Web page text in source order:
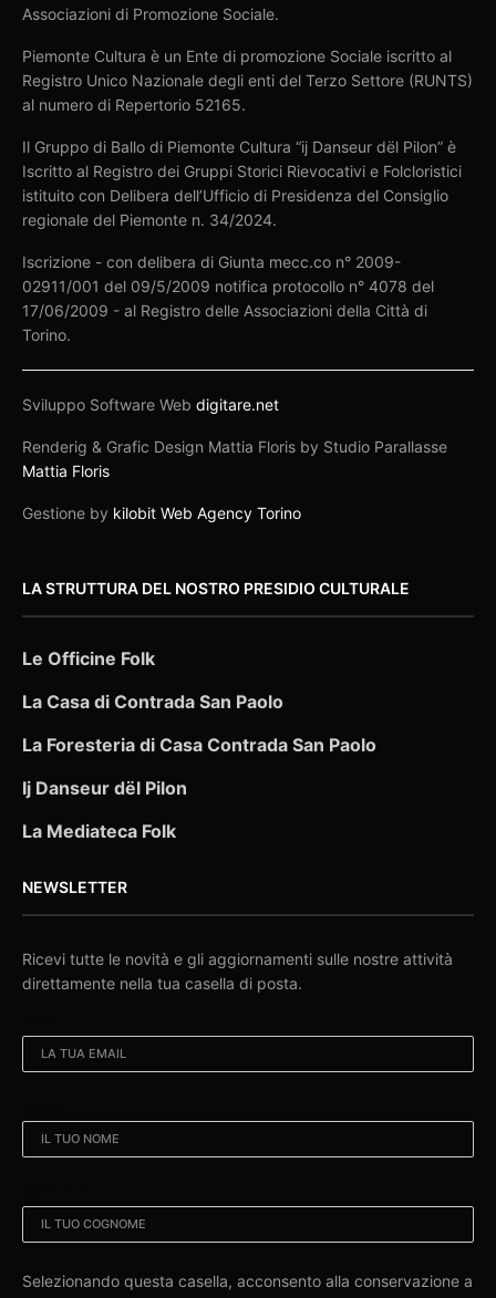
Associazioni di Promozione Sociale.
Piemonte Cultura è un Ente di promozione Sociale iscritto al
Registro Unico Nazionale degli enti del Terzo Settore (RUNTS)
al numero di Repertorio 52165.
Il Gruppo di Ballo di Piemonte Cultura “ij Danseur dël Pilon” è
Iscritto al Registro dei Gruppi Storici Rievocativi e Folcloristici
istituito con Delibera dell’Ufficio di Presidenza del Consiglio
regionale del Piemonte n. 34/2024.
Iscrizione - con delibera di Giunta mecc.co n° 2009-
02911/001 del 09/5/2009 notifica protocollo n° 4078 del
17/06/2009 - al Registro delle Associazioni della Città di
Torino.
Sviluppo Software Webdigitare.net
Renderig & Grafic Design Mattia Floris by Studio Parallasse
Mattia Floris
Gestione by kilobit Web Agency Torino
LA STRUTTURA DEL NOSTRO PRESIDIO CULTURALE
Le Officine Folk
La Casa di Contrada San Paolo
La Foresteria di Casa Contrada San Paolo
Ij Danseur dël Pilon
La Mediateca Folk
NEWSLETTER
Ricevi tutte le novità e gli aggiornamenti sulle nostre attività
direttamente nella tua casella di posta.
Selezionando questa casella, acconsento alla conservazione a